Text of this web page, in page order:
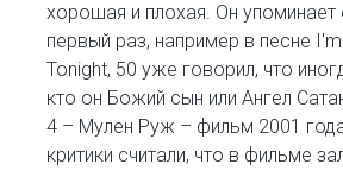
хорошая и плохая. Он упоминает
первый раз, например в песне
Tonight, 50 уже говорил, что
кто он Божий сын или Ангел
4 – Мулен Руж – фильм 2001
критики считали, что в фильме